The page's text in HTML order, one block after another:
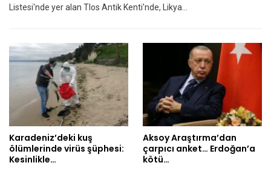
Listesi'nde yer alan Tlos Antik Kenti'nde, Likya…
Karadeniz’deki kuş
ölümlerinde virüs şüphesi:
Kesinlikle…
Aksoy Araştırma’dan
çarpıcı anket… Erdoğan’a
kötü…